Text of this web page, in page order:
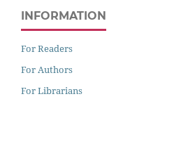
INFORMATION
For Readers
For Authors
For Librarians